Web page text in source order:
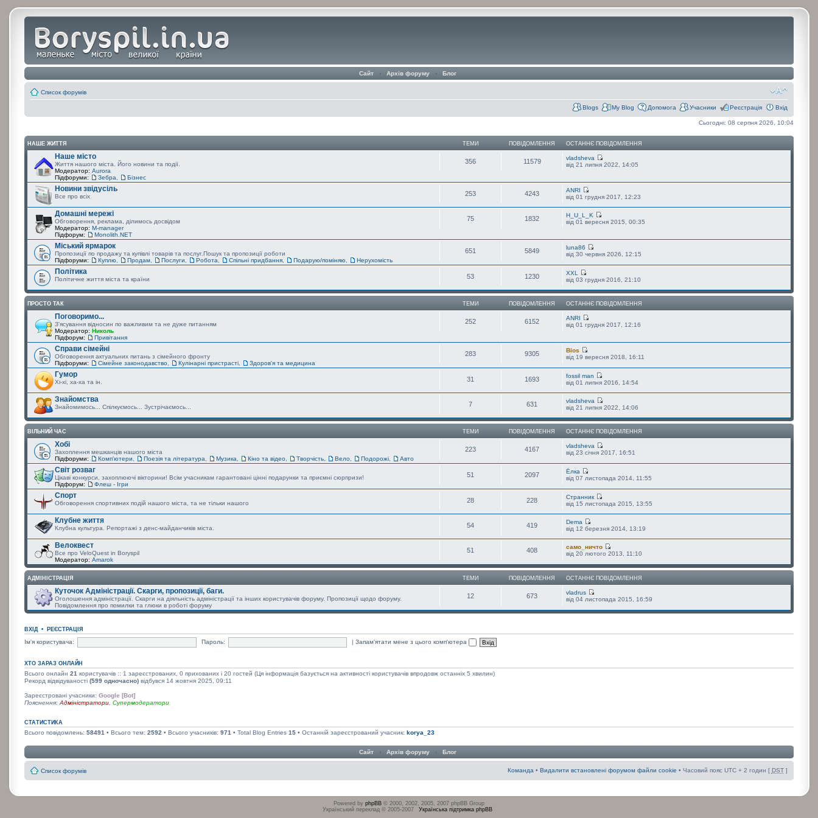
Сайт ‹ Архів форуму ‹ Блог
Список форумів
Blogs My Blog Допомога Учасники Реєстрація Вхід
Сьогодні: 08 серпня 2026, 10:04
НАШЕ ЖИТТЯ ТЕМИ ПОВІДОМЛЕННЯ ОСТАННЄ ПОВІДОМЛЕННЯ
Наше місто
Життя нашого міста. Його новини та події.
Модератор: Aurora
Підфоруми:
Зебра Бізнес
356 11579
vladsheva
від 21 липня 2022, 14:05
Новини звідусіль
Все про всіх 253 4243
ANRI
від 01 грудня 2017, 12:23
Домашні мережі
Обговорення, реклама, ділимось досвідом
Модератор: M-manager
Підфорум:
Monolith.NET
75 1832
H_U_L_K
від 01 вересня 2015, 00:35
Міський ярмарок
Пропозиції по продажу та купівлі товарів та послуг.Пошук та пропозиції роботи
Підфоруми:
Куплю Продам Послуги Робота Спільні придбання Подарую/поміняю Нерухомість
651 5849
luna86
від 30 червня 2026, 12:15
Політика
Політичне життя міста та країни 53 1230
XXL
від 03 грудня 2016, 21:10
ПРОСТО ТАК ТЕМИ ПОВІДОМЛЕННЯ ОСТАННЄ ПОВІДОМЛЕННЯ
Поговоримо...
З'ясування відносин по важливим та не дуже питанням
Модератор: Николь
Підфорум:
Привітання
252 6152
ANRI
від 01 грудня 2017, 12:16
Справи сімейні
Обговорення актуальних питань з сімейного фронту
Підфоруми:
Сімейне законодавство Кулінарні пристрасті Здоров'я та медицина
283 9305
Bios
від 19 вересня 2018, 16:11
Гумор
Хі-хі, ха-ха та ін. 31 1693
fossil man
від 01 липня 2016, 14:54
Знайомства
Знайомимось... Спілкуємось... Зустрічаємось... 7 631
vladsheva
від 21 липня 2022, 14:06
ВІЛЬНИЙ ЧАС ТЕМИ ПОВІДОМЛЕННЯ ОСТАННЄ ПОВІДОМЛЕННЯ
Хобі
Захоплення мешканців нашого міста
Підфоруми:
Комп'ютери Поезія та література Музика Кіно та відео Творчість Вело Подорожі Авто
223 4167
vladsheva
від 23 січня 2017, 16:51
Світ розваг
Цікаві конкурси, захоплюючі вікторини! Всім учасникам гарантовані цінні подарунки та приємні сюрпризи!
Підфорум:
Флеш - Ігри
51 2097
Ёлка
від 07 листопада 2014, 11:55
Спорт
Обговорення спортивних подій нашого міста, та не тільки нашого 28 228
Странник
від 15 листопада 2015, 13:55
Клубне життя
Клубна культура. Репортажі з денс-майданчиків міста. 54 419
Dema
від 12 березня 2014, 13:19
Велоквест
Все про VeloQuest in Boryspil
Модератор: Amarok
51 408
само_ничто
від 20 лютого 2013, 11:10
АДМІНІСТРАЦІЯ ТЕМИ ПОВІДОМЛЕННЯ ОСТАННЄ ПОВІДОМЛЕННЯ
Куточок Адміністрації. Скарги, пропозиції, баги.
Оголошення адміністрації. Скарги на діяльність адміністрації та інших користувачів форуму. Пропозиції щодо форуму.
Повідомлення про помилки та глюки в роботі форуму
12 673
vladrus
від 04 листопада 2015, 16:59
ВХІД •РЕЄСТРАЦІЯ
Ім'я користувача:
Пароль: |Запам'ятати мене з цього комп'ютера
ХТО ЗАРАЗ ОНЛАЙН
Всього онлайн21 користувачів :: 1 зареєстрованих, 0 прихованих і 20 гостей (Ця інформація базується на активності користувачів впродовж останніх 5 хвилин)
Рекорд відвідуваності(599 одночасно) відбувся 14 жовтня 2025, 09:11
Зареєстровані учасники:Google [Bot]
Пояснення:Адміністратори ,Супермодератори
СТАТИСТИКА
Всього повідомлень:58491 • Всього тем:2592 • Всього учасників:971 • Total Blog Entries15 • Останній зареєстрований учасник:korya_23
Сайт ‹ Архів форуму ‹ Блог
Список форумів Команда • Видалити встановлені форумом файли cookie • Часовий пояс UTC + 2 годин [ DST]
Powered by phpBB © 2000, 2002, 2005, 2007 phpBB Group
Український переклад © 2005-2007
Українська підтримка phpBB